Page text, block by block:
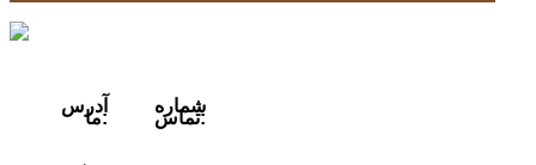
ما:
شماره
تماس: